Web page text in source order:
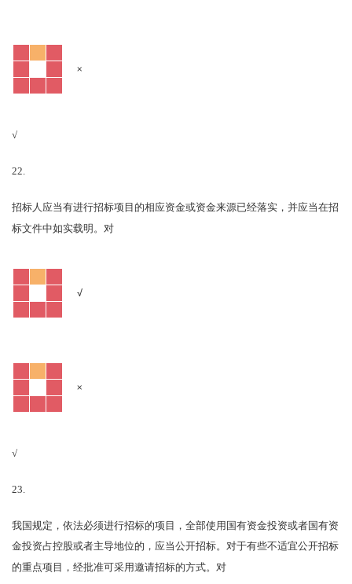
×
√
22.
招标人应当有进行招标项目的相应资金或资金来源已经落实，并应当在招
标文件中如实载明。 对
√
×
√
23.
我国规定，依法必须进行招标的项目，全部使用国有资金投资或者国有资
金投资占控股或者主导地位的，应当公开招标。对于有些不适宜公开招标
的重点项目，经批准可采用邀请招标的方式。 对